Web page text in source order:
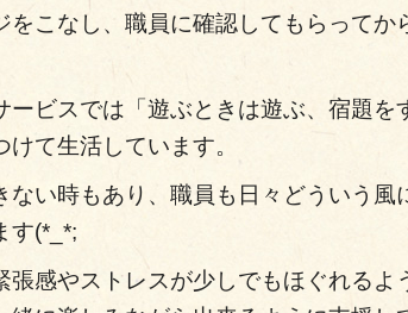
をこなし、職員に確認してもらってか
ービスでは「遊ぶときは遊ぶ、宿題を
て生活しています。
ない時もあり、職員も日々どういう風
す(*_*;
張感やストレスが少しでもほぐれるよ